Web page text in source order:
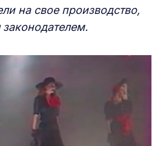
на свое производство,